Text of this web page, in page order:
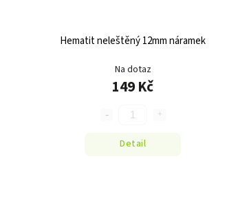
Hematit neleštěný 12mm náramek
Na dotaz
149 Kč
Detail